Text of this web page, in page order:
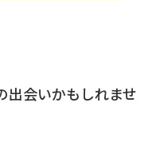
出会いかもしれませ